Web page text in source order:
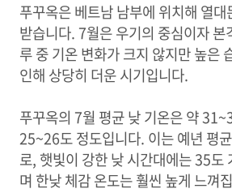
푸꾸옥은 베트남 남부에 위치해 열
받습니다. 7월은 우기의 중심이자
루 중 기온 변화가 크지 않지만 높은
인해 상당히 더운 시기입니다.
푸꾸옥의 7월 평균 낮 기온은 약
25~26도 정도입니다. 이는 예년 평
로, 햇빛이 강한 낮 시간대에는 35도
며 한낮 체감 온도는 훨씬 높게 느껴